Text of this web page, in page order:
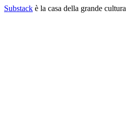
Substack è la casa della grande cultura